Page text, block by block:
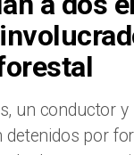
un conductor y
detenidos por